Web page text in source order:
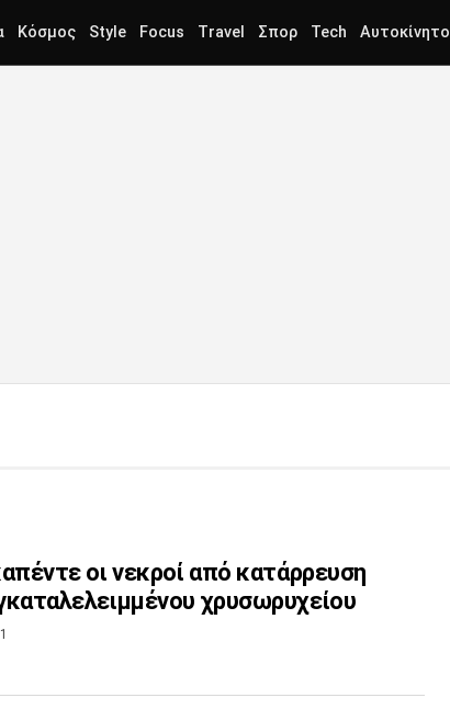
Κόσμος Style Focus Travel Σπορ Tech Αυτοκίνητο
οι νεκροί από κατάρρευση
χρυσωρυχείου